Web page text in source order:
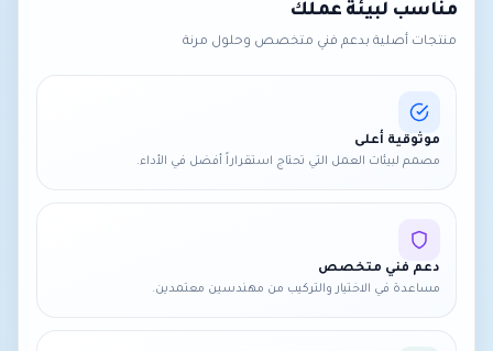
مناسب لبيئة عملك
منتجات أصلية بدعم فني متخصص وحلول مرنة
موثوقية أعلى
مصمم لبيئات العمل التي تحتاج استقراراً أفضل في الأداء.
دعم فني متخصص
مساعدة في الاختيار والتركيب من مهندسين معتمدين.